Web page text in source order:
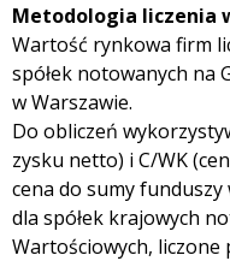
Metodologia liczenia
Wartość rynkowa firm
spółek notowanych na
w Warszawie.
Do obliczeń
zysku netto) i C/WK
cena do sumy funduszy
dla spółek krajowych
Wartościowych, liczone